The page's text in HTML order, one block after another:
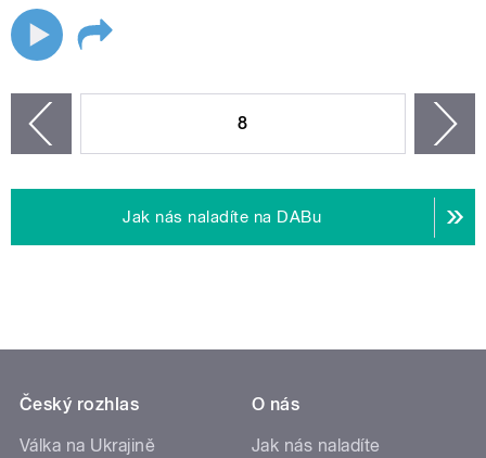
8
Jak nás naladíte na DABu
Český rozhlas
Válka na Ukrajině
O nás
Jak nás naladíte